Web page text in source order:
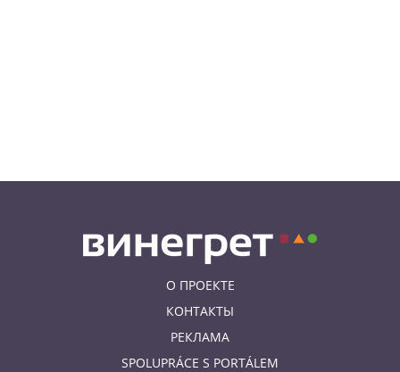
О ПРОЕКТЕ
КОНТАКТЫ
РЕКЛАМА
SPOLUPRÁCE S PORTÁLEM